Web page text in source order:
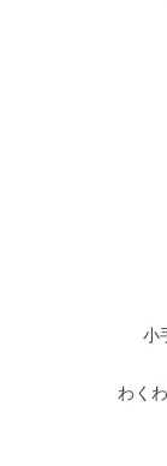
小
わく